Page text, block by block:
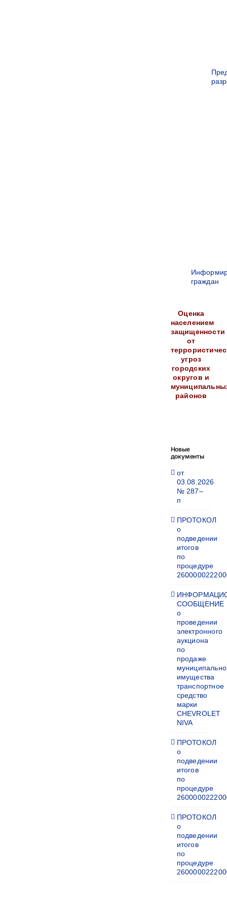
граждан
Оценка
населением
защищенности
от
угроз
городских
округов и
районов
Новые
документы
от
03.08.2026
№ 287–
п
ПРОТОКОЛ
о
подведении
итогов
по
процедуре
СООБЩЕНИЕ
о
проведении
электронного
аукциона
по
продаже
имущества
транспортное
средство
марки
CHEVROLET
NIVA
ПРОТОКОЛ
о
подведении
итогов
по
процедуре
ПРОТОКОЛ
о
подведении
итогов
по
процедуре